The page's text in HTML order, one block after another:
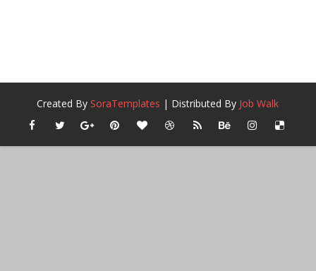
Created BySoraTemplates | Distributed By Job Walk